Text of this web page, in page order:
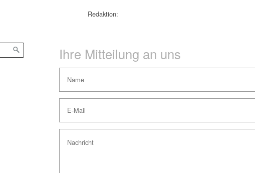
Redaktion:
Ihre Mitteilung an uns